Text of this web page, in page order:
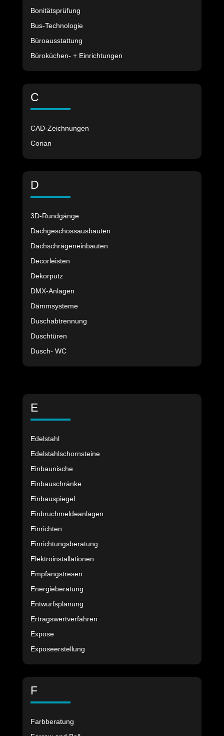
Bonitätsprüfung
Bus-Technologie
Büroausstattung
Büroküchen- + Einrichtungen
C
CAD-Zeichnungen
Corian
D
3D-Rundgänge
Dachgeschossausbauten
Dachschrägeneinbauten
Decorleisten
Dekorputz
DMX-Anlagen
Dämmsysteme
Duschabtrennung
Duschtüren
Dusch- WC
E
Edelstahl
Edelstahlschornsteine
Einbaunische
Einbauschränke
Einbauspiegel
Einbruchmeldeanlagen
Einrichten
Einrichtungsberatung
Elektroinstallationen
Empfangstresen
Energieberatung
Entwurfsplanung
Ertragswertverfahren
Expose
Exposeerstellung
F
Farbberatung